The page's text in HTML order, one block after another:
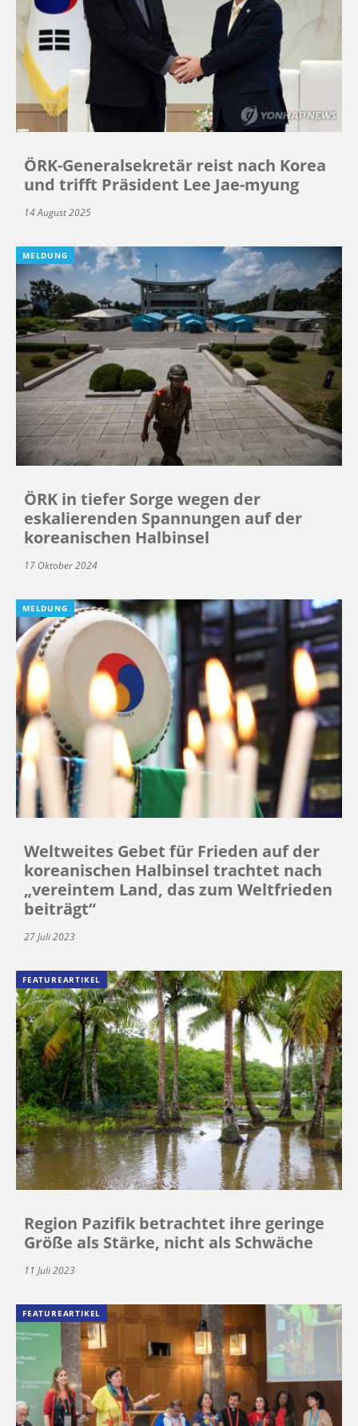
ÖRK-Generalsekretär reist nach Korea
und trifft Präsident Lee Jae-myung
14 August 2025
MELDUNG
ÖRK in tiefer Sorge wegen der
eskalierenden Spannungen auf der
koreanischen Halbinsel
17 Oktober 2024
MELDUNG
Weltweites Gebet für Frieden auf der
koreanischen Halbinsel trachtet nach
„vereintem Land, das zum Weltfrieden
beiträgt“
27 Juli 2023
FEATUREARTIKEL
Region Pazifik betrachtet ihre geringe
Größe als Stärke, nicht als Schwäche
11 Juli 2023
FEATUREARTIKEL